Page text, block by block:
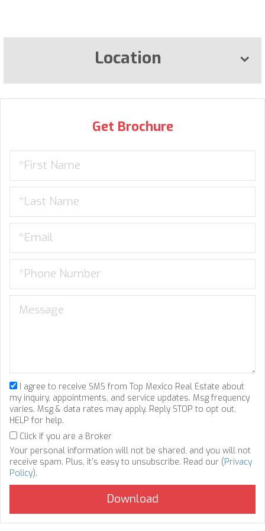
Location
Get Brochure
I agree to receive SMS from Top Mexico Real Estate about
my inquiry, appointments, and service updates. Msg frequency
varies. Msg & data rates may apply. Reply STOP to opt out,
HELP for help.
Click if you are a Broker
Your personal information will not be shared, and you will not
receive spam. Plus, it's easy to unsubscribe. Read our (Privacy
Policy).